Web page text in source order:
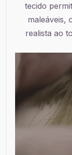
tecido
maleáveis,
realista ao